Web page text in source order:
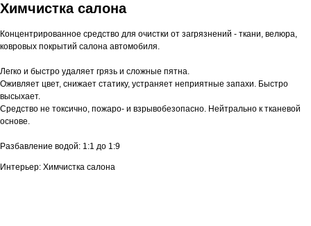
Химчистка салона
Концентрированное средство для очистки от загрязнений - ткани, велюра,
ковровых покрытий салона автомобиля.
Легко и быстро удаляет грязь и сложные пятна.
Оживляет цвет, снижает статику, устраняет неприятные запахи. Быстро
высыхает.
Средство не токсично, пожаро- и взрывобезопасно. Нейтрально к тканевой
основе.
Разбавление водой: 1:1 до 1:9
Интерьер: Химчистка салона